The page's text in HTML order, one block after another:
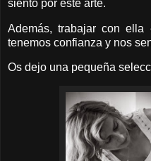
siento por este arte.
Además, trabajar con ella
tenemos confianza y nos
Os dejo una pequeña